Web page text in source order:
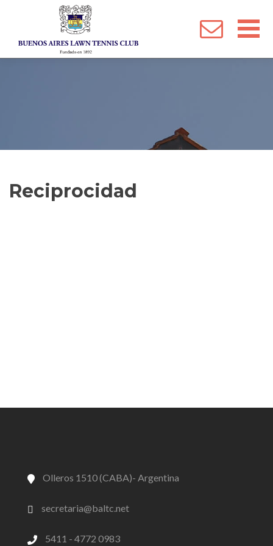
Reciprocidad
Olleros 1510 (CABA)- Argentina
secretaria@baltc.net
5411 - 4772 0983